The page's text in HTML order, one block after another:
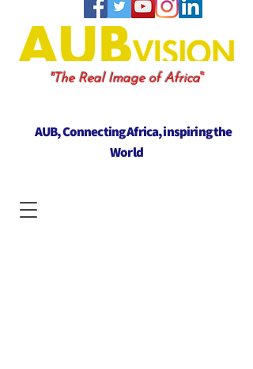
"The Real Image of Africa"
AUB, Connecting Africa, inspiring the
World